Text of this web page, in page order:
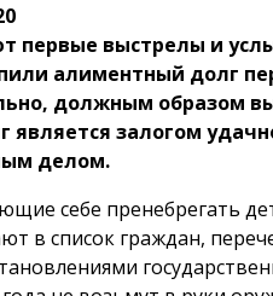
первые выстрелы и
алиментный долг
должным образом
является залогом
делом.
себе пренебрегать
в список граждан,